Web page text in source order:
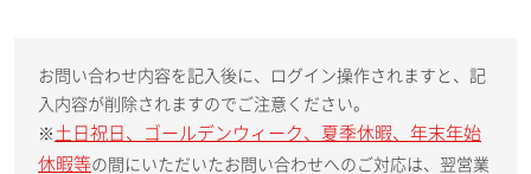
お問い合わせ内容を記入後に、ログイン操作されますと、記
入内容が削除されますのでご注意ください。
※ 土日祝日、ゴールデンウィーク、夏季休暇、年末年始
休暇等の間にいただいたお問い合わせへのご対応は、翌営業